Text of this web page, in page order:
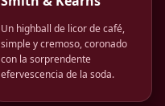
Un highball de licor de café,
simple y cremoso, coronado
con la sorprendente
efervescencia de la soda.